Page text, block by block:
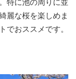
特に池の周りに並
麗な桜を楽しめま
でおススメです。